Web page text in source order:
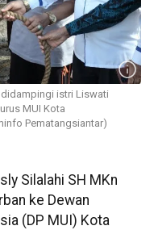
didampingi istri Liswati
MUI Kota
Pematangsiantar)
Silalahi SH MKn
ke Dewan
(DP MUI) Kota